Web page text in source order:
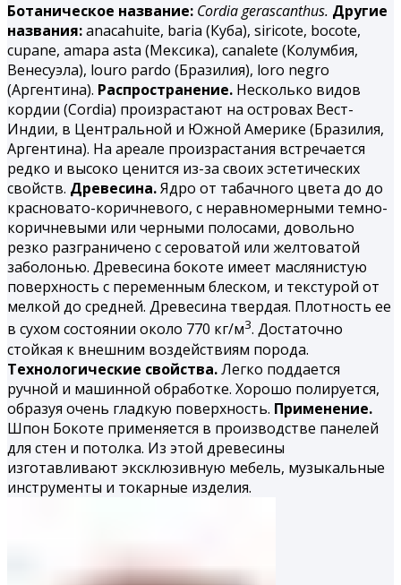
Ботаническое название: Cordia gerascanthus. Другие
названия:аnacahuite, baria (Куба), siricote, bocote,
cupane, amapa asta (Мексика), canalete (Колумбия,
Венесуэла), louro pardo (Бразилия), loro negro
(Аргентина). Распространение. Несколько видов
кордии (Cordia) произрастают на островах Вест-
Индии, в Центральной и Южной Америке (Бразилия,
Аргентина). На ареале произрастания встречается
редко и высоко ценится из-за своих эстетических
свойств. Древесина.Ядро от табачного цвета до до
красновато-коричневого, с неравномерными темно-
коричневыми или черными полосами, довольно
резко разграничено с сероватой или желтоватой
заболонью. Древесина бокоте имеет маслянистую
поверхность с переменным блеском, и текстурой от
мелкой до средней. Древесина твердая. Плотность ее
в сухом состоянии около 770 кг/м3. Достаточно
стойкая к внешним воздействиям порода.
Технологические свойства.Легко поддается
ручной и машинной обработке. Хорошо полируется,
образуя очень гладкую поверхность. Применение.
Шпон Бокоте применяется в производстве панелей
для стен и потолка. Из этой древесины
изготавливают эксклюзивную мебель, музыкальные
инструменты и токарные изделия.